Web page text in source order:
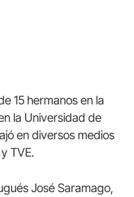
15 hermanos en la
la Universidad de
en diversos medios
TVE.
José Saramago,